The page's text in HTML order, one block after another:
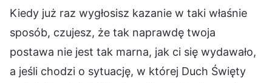
Kiedy już raz wygłosisz kazanie w taki właśnie
sposób, czujesz, że tak naprawdę twoja
postawa nie jest tak marna, jak ci się wydawało,
a jeśli chodzi o sytuację, w której Duch Święty